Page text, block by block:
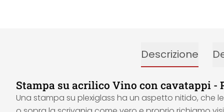
Descrizione
Stampa su acrilico Vino con cavatappi -
Una stampa su plexiglass ha un aspetto nitido, che